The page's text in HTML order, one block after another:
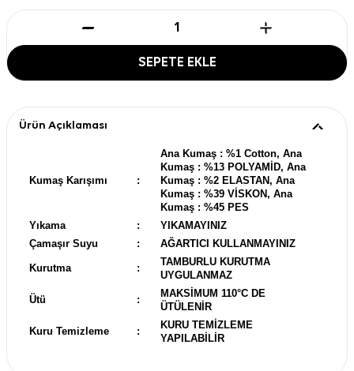
SEPETE EKLE
Ürün Açıklaması
Kumaş Karışımı :
Ana Kumaş : %1 Cotton, Ana
Kumaş : %13 POLYAMİD, Ana
Kumaş : %2 ELASTAN, Ana
Kumaş : %39 VİSKON, Ana
Kumaş : %45 PES
Yıkama
:
YIKAMAYINIZ
Çamaşır Suyu
: AĞARTICI KULLANMAYINIZ
Kurutma :
TAMBURLU KURUTMA
UYGULANMAZ
Ütü :
MAKSİMUM 110°C DE
ÜTÜLENİR
Kuru Temizleme :
KURU TEMİZLEME
YAPILABİLİR